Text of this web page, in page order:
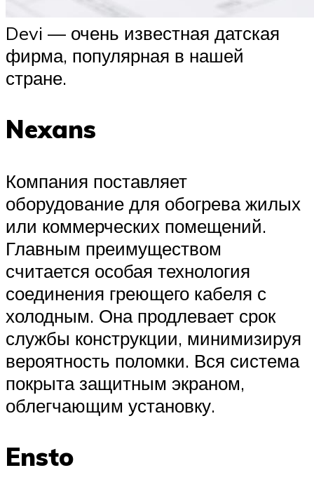
Devi — очень известная датская
фирма, популярная в нашей
стране.
Nexans
Компания поставляет
оборудование для обогрева жилых
или коммерческих помещений.
Главным преимуществом
считается особая технология
соединения греющего кабеля с
холодным. Она продлевает срок
службы конструкции, минимизируя
вероятность поломки. Вся система
покрыта защитным экраном,
облегчающим установку.
Ensto